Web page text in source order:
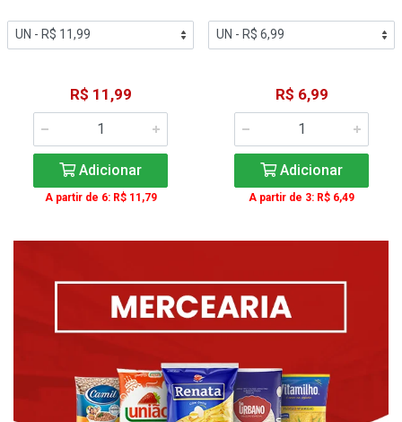
R$ 11,99
Adicionar
A partir de 6: R$ 11,79
R$ 6,99
Adicionar
A partir de 3: R$ 6,49